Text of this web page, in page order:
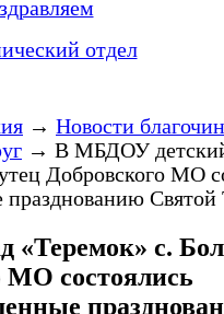
отдел
→ Новости
→ В МБДОУ
Добровского МО
«Теремок» с.
МО состоялись